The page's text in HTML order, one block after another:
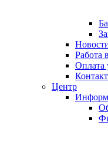
Работа
Оплата
Центр